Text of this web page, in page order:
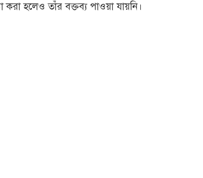
করা হলেও তাঁর বক্তব্য পাওয়া যায়নি।